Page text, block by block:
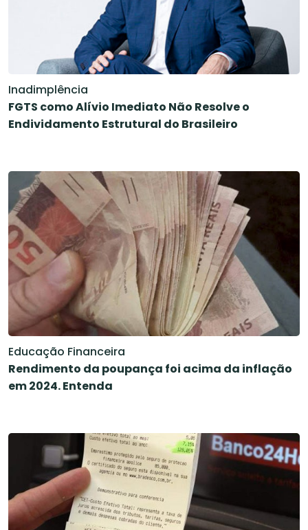
Inadimplência
FGTS como Alívio Imediato Não Resolve o
Endividamento Estrutural do Brasileiro
Educação Financeira
Rendimento da poupança foi acima da inflação
em 2024. Entenda